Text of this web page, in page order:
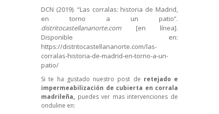
DCN (2019). “Las corralas: historia de Madrid,
en torno a un patio”.
distritocastellananorte.com[en línea].
Disponible en:
https://distritocastellananorte.com/las-
corralas-historia-de-madrid-en-torno-a-un-
patio/
Si te ha gustado nuestro post de retejado e
impermeabilización de cubierta en corrala
madrileña, puedes ver mas intervenciones de
onduline en: